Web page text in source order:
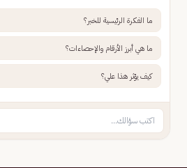
ما الفكرة الرئيسية للخبر؟
ما هي أبرز الأرقام والإحصاءات؟
كيف يؤثر هذا علي؟